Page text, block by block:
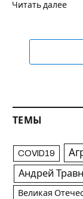
Читать далее
ТЕМЫ
COVID19
Андрей
Великая